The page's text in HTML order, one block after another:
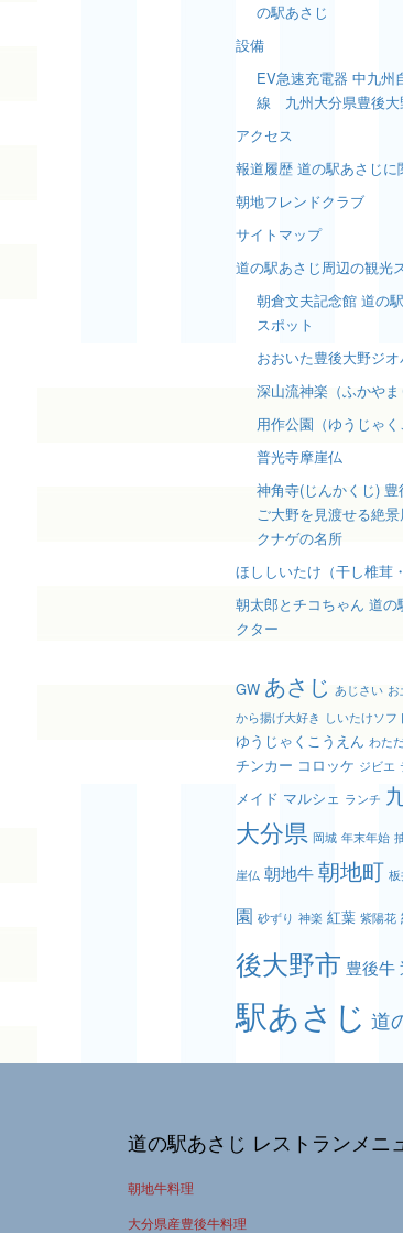
の駅あさじ
設備
EV急速充電器 中九州
線 九州大分県豊後大
アクセス
報道履歴 道の駅あさじに
朝地フレンドクラブ
サイトマップ
道の駅あさじ周辺の観光
朝倉文夫記念館 道の
スポット
おおいた豊後大野ジオ
深山流神楽（ふかやま
用作公園（ゆうじゃく
普光寺摩崖仏
神角寺(じんかくじ)
ご大野を見渡せる絶
クナゲの名所
ほししいたけ（干し椎茸
朝太郎とチコちゃん 道の
クター
GW あさじ あじさい お
から揚げ大好き しいたけソフ
ゆうじゃくこうえん わた
チンカー コロッケ ジビエ
メイド マルシェ ランチ
大分県 岡城 年末年始
崖仏 朝地牛 朝地町
園 砂ずり 神楽 紅葉 紫陽花
後大野市 豊後牛
駅あさじ 道
道の駅あさじ レストランメニ
朝地牛料理
大分県産豊後牛料理